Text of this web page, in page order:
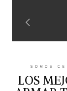
SOMOS
LOS